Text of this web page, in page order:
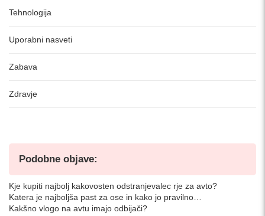
Tehnologija
Uporabni nasveti
Zabava
Zdravje
Podobne objave:
Kje kupiti najbolj kakovosten odstranjevalec rje za avto?
Katera je najboljša past za ose in kako jo pravilno…
Kakšno vlogo na avtu imajo odbijači?